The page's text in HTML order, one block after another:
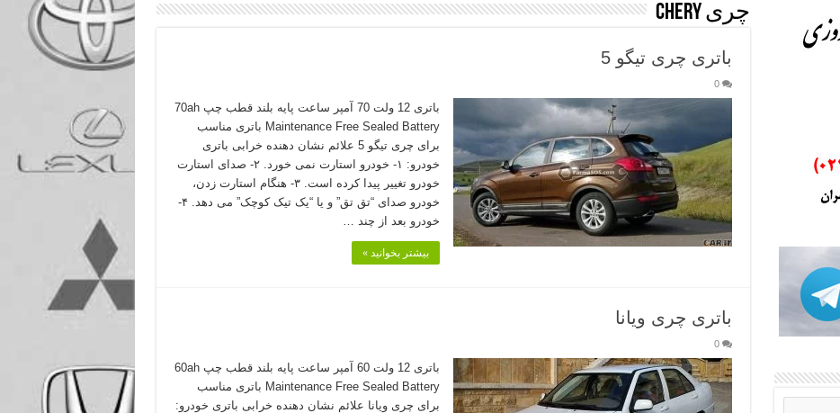
چری Chery
باتری چری تیگو 5
0
باتری 12 ولت 70 آمپر ساعت پایه بلند قطب چپ 70ah
Maintenance Free Sealed Battery باتری مناسب
برای چری تیگو 5 علائم نشان دهنده خرابی باتری
خودرو: ۱- خودرو استارت نمی خورد. ۲- صدای استارت
خودرو تغییر پیدا کرده است. ۳- هنگام استارت زدن،
خودرو صدای “تق تق” و یا “یک تیک کوچک” می دهد. ۴-
خودرو بعد از چند …
بیشتر بخوانید »
باتری چری ویانا
0
باتری 12 ولت 60 آمپر ساعت پایه بلند قطب چپ 60ah
Maintenance Free Sealed Battery باتری مناسب
برای چری ویانا علائم نشان دهنده خرابی باتری خودرو: